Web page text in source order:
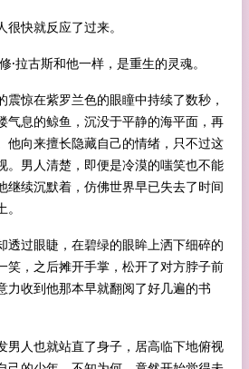
快就反应了过来。
·拉古斯和他一样，是重生的灵魂。
震惊在紫罗兰色的眼瞳中持续了数秒，
气息的鲸鱼，沉没于平静的海平面，再
他向来擅长隐藏自己的情绪，只不过这
。男人清楚，即便是冷漠的嗤笑也不能
继续沉默着，仿佛世界早已失去了时间
透过眼睫，在碧绿的眼眸上洒下细碎的
笑，之后摊开手掌，松开了对方脖子前
力收到他那本早就翻阅了好几遍的书
男人也就站直了身子，居高临下地俯视